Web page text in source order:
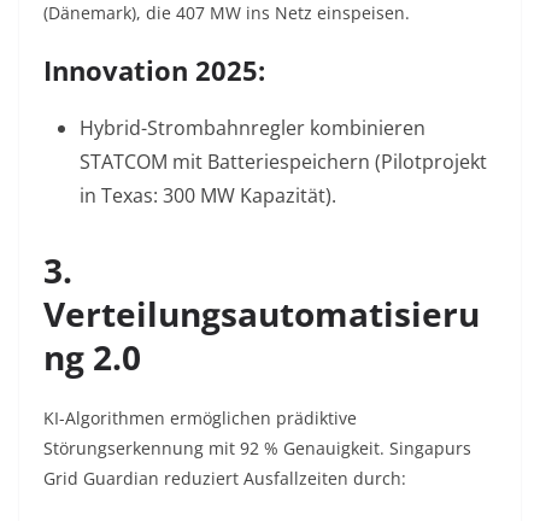
(Dänemark), die 407 MW ins Netz einspeisen.
Innovation 2025:
Hybrid-Strombahnregler kombinieren
STATCOM mit Batteriespeichern (Pilotprojekt
in Texas: 300 MW Kapazität).
3.
Verteilungsautomatisieru
ng 2.0
KI-Algorithmen ermöglichen prädiktive
Störungserkennung mit 92 % Genauigkeit. Singapurs
Grid Guardian reduziert Ausfallzeiten durch: